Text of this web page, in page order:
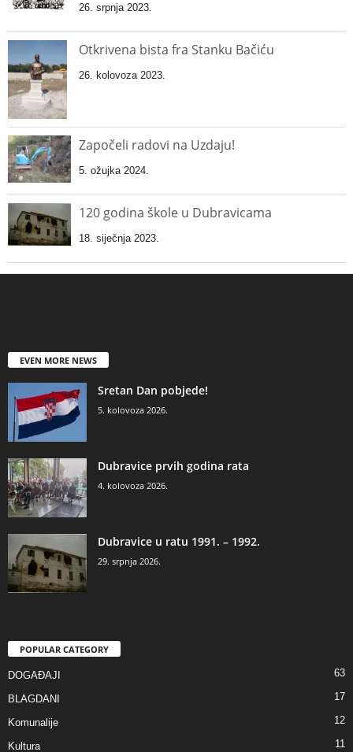
26. srpnja 2023.
Otkrivena bista fra Stanku Bačiću
26. kolovoza 2023.
Započeli radovi na Uzdaju!
5. ožujka 2024.
120 godina škole u Dubravicama
18. siječnja 2023.
EVEN MORE NEWS
Sretan Dan pobjede!
5. kolovoza 2026.
Dubravice prvih godina rata
4. kolovoza 2026.
Dubravice u ratu 1991. – 1992.
29. srpnja 2026.
POPULAR CATEGORY
DOGAĐAJI 63
BLAGDANI 17
Komunalije 12
Kultura 11